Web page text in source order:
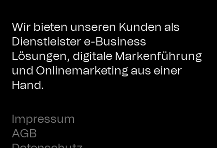
Wir bieten unseren Kunden als
Dienstleister e-Business
Lösungen, digitale Markenführung
und Onlinemarketing aus einer
Hand.
Impressum
AGB